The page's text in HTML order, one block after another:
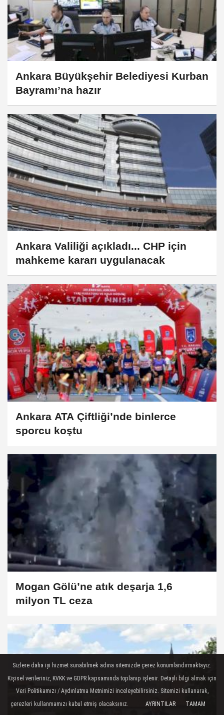
Ankara Büyükşehir Belediyesi Kurban
Bayramı’na hazır
Ankara Valiliği açıkladı... CHP için
mahkeme kararı uygulanacak
Ankara ATA Çiftliği’nde binlerce
sporcu koştu
Mogan Gölü’ne atık deşarja 1,6
milyon TL ceza
Sizlere daha iyi hizmet sunabilmek adına sitemizde çerez konumlandırmaktayız.
Kişisel verileriniz, KVKK ve GDPR kapsamında toplanıp işlenir. Detaylı bilgi almak için
Veri Politikamızı / Aydınlatma Metnimizi inceleyebilirsiniz. Sitemizi kullanarak,
çerezleri kullanmamızı kabul etmiş olacaksınız.
AYRINTILAR TAMAM